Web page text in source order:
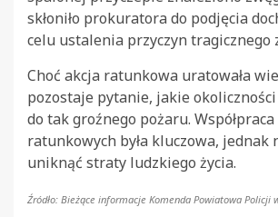
skłoniło prokuratora do podjęcia
celu ustalenia przyczyn tragicznego
Choć akcja ratunkowa uratowała
pozostaje pytanie, jakie
do tak groźnego pożaru. Współpraca
ratunkowych była kluczowa, jednak
uniknąć straty ludzkiego życia.
Źródło: Bieżące informacje Komenda Powiatowa Policji